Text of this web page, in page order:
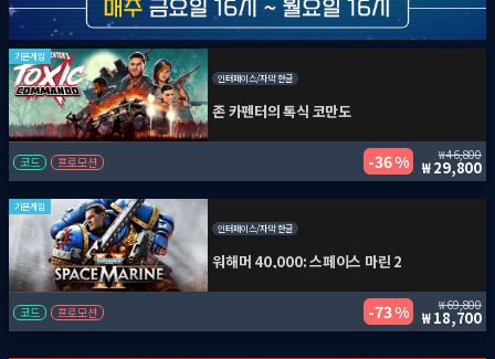
기본게임
인터페이스/자막 한글
존 카펜터의 톡식 코만도
코드 프로모션 36 % 46,800
29,800
기본게임
인터페이스/자막 한글
워해머 40,000: 스페이스 마린 2
코드 프로모션 73 % 69,800
18,700